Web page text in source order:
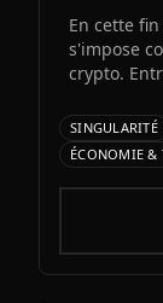
En cette
s'impose
crypto.
d'Elon
plus
natives et
pourrait
SINGULARITÉ
ÉCONOMIE &